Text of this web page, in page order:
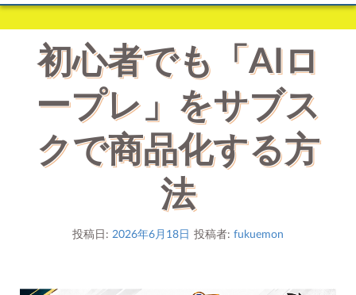
プ
初心者でも「AIロ
ープレ」をサブス
クで商品化する方
法
投稿日: 2026年6月18日 投稿者: fukuemon